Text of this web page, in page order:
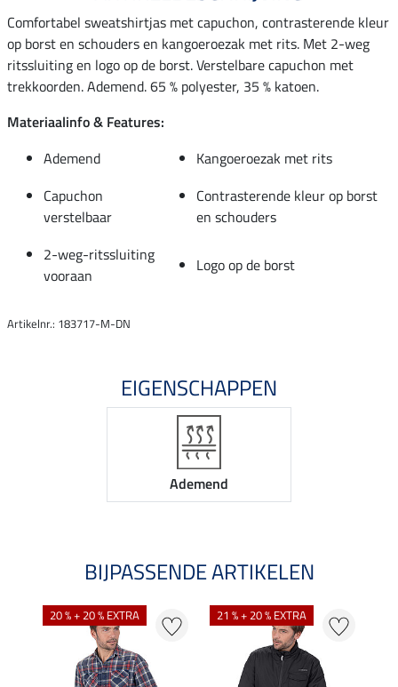
Comfortabel sweatshirtjas met capuchon, contrasterende kleur
op borst en schouders en kangoeroezak met rits. Met 2-weg
ritssluiting en logo op de borst. Verstelbare capuchon met
trekkoorden. Ademend. 65 % polyester, 35 % katoen.
Materiaalinfo & Features:
Ademend
Kangoeroezak met rits
Capuchon
verstelbaar
Contrasterende kleur op borst
en schouders
2-weg-ritssluiting
vooraan
Logo op de borst
Artikelnr.: 183717-M-DN
EIGENSCHAPPEN
Ademend
BIJPASSENDE ARTIKELEN
20 % + 20 % EXTRA 21 % + 20 % EXTRA